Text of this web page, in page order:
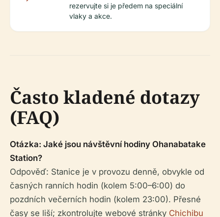
rezervujte si je předem na speciální
vlaky a akce.
Často kladené dotazy
(FAQ)
Otázka: Jaké jsou návštěvní hodiny Ohanabatake
Station?
Odpověď: Stanice je v provozu denně, obvykle od
časných ranních hodin (kolem 5:00–6:00) do
pozdních večerních hodin (kolem 23:00). Přesné
časy se liší; zkontrolujte webové stránky Chichibu